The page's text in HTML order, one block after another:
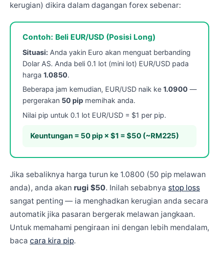
kerugian) dikira dalam dagangan forex sebenar:
Contoh: Beli EUR/USD (Posisi Long)
Situasi: Anda yakin Euro akan menguat berbanding
Dolar AS. Anda beli 0.1 lot (mini lot) EUR/USD pada
harga 1.0850.
Beberapa jam kemudian, EUR/USD naik ke 1.0900 —
pergerakan 50 pip memihak anda.
Nilai pip untuk 0.1 lot EUR/USD = $1 per pip.
Keuntungan = 50 pip × $1 = $50 (~RM225)
Jika sebaliknya harga turun ke 1.0800 (50 pip melawan
anda), anda akan rugi $50. Inilah sebabnya stop loss
sangat penting — ia menghadkan kerugian anda secara
automatik jika pasaran bergerak melawan jangkaan.
Untuk memahami pengiraan ini dengan lebih mendalam,
baca cara kira pip.